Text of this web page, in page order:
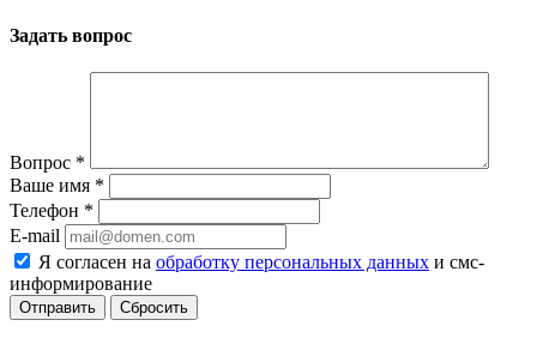
Задать вопрос
Вопрос *
Ваше имя *
Телефон *
E-mail
Я согласен на обработку персональных данных и смс-
информирование
Сбросить